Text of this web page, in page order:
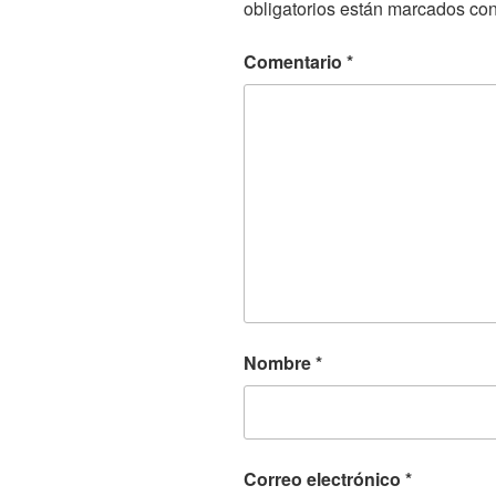
obligatorios están marcados
Comentario *
Nombre*
Correo electrónico *